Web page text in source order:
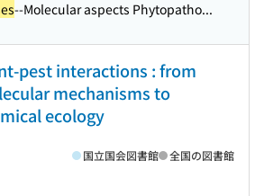
--Molecular aspects Phytopatho...
pest interactions : from
mechanisms to
ecology
国立国会図書館 全国の図書館